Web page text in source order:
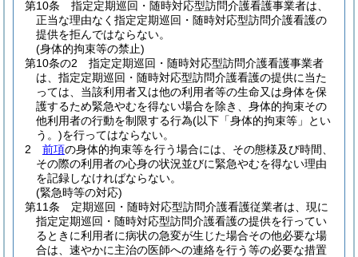
第10条
指定定期巡回・随時対応型訪問介護看護事業者は、
正当な理由なく指定定期巡回・随時対応型訪問介護看護の
提供を拒んではならない。
(身体的拘束等の禁止)
第10条の2
指定定期巡回・随時対応型訪問介護看護事業者
は、指定定期巡回・随時対応型訪問介護看護の提供に当た
っては、当該利用者又は他の利用者等の生命又は身体を保
護するため緊急やむを得ない場合を除き、身体的拘束その
他利用者の行動を制限する行為(以下「身体的拘束等」とい
う。)を行ってはならない。
2
前項の身体的拘束等を行う場合には、その態様及び時間、
その際の利用者の心身の状況並びに緊急やむを得ない理由
を記録しなければならない。
(緊急時等の対応)
第11条
定期巡回・随時対応型訪問介護看護従業者は、現に
指定定期巡回・随時対応型訪問介護看護の提供を行ってい
るときに利用者に病状の急変が生じた場合その他必要な場
合は、速やかに主治の医師への連絡を行う等の必要な措置